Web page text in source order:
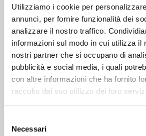
Utilizziamo i cookie per
annunci, per fornire funzionalità dei
analizzare il nostro traffico.
informazioni sul modo in cui utilizza il
nostri partner che si occupano di
pubblicità e social media, i quali
con altre informazioni che ha fornito
raccolto dal suo utilizzo dei loro
delNecessari
Altri volumi della